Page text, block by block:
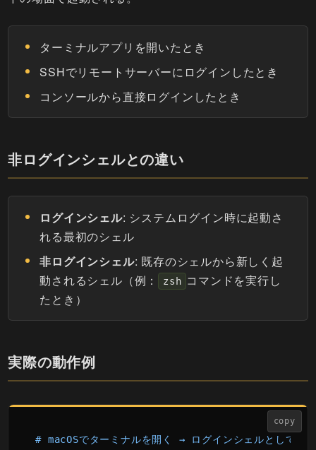
ターミナルアプリを開いたとき
SSHでリモートサーバーにログインしたとき
コンソールから直接ログインしたとき
非ログインシェルとの違い
ログインシェル: システムログイン時に起動さ
れる最初のシェル
非ログインシェル: 既存のシェルから新しく起
動されるシェル（例：
zsh コマンドを実行し
たとき）
実際の動作例
copy
# macOSでターミナルを開く → ログインシェルとしてzsh